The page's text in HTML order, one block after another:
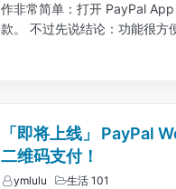
作非常简单：打开 PayPal
款。 不过先说结论：功能很方
「即将上线」 PayPal
二维码支付！
ymlulu 生活 101